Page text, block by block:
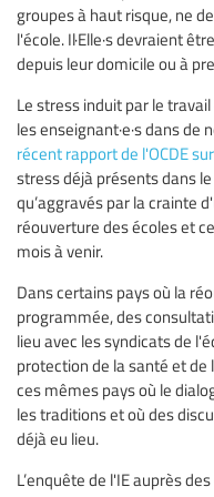
groupes à haut risque, ne
l'école. Il·Elle·s devraient
depuis leur domicile ou à
Le stress induit par le
les enseignant·e·s dans
récent rapport de l'OCDE
stress déjà présents dans
qu’aggravés par la crainte
réouverture des écoles et
mois à venir.
Dans certains pays où la
programmée, des
lieu avec les syndicats de
protection de la santé et de
ces mêmes pays où le
les traditions et où des
déjà eu lieu.
L’enquête de l'IE auprès